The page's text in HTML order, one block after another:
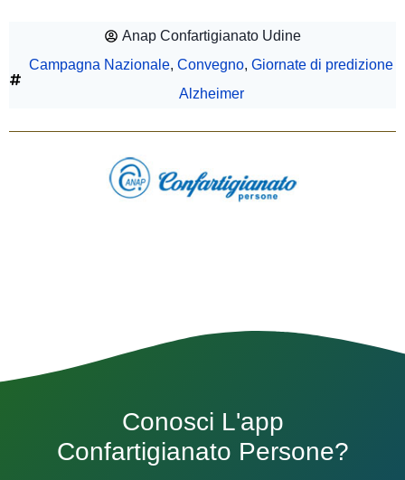
Anap Confartigianato Udine
Campagna Nazionale, Convegno, Giornate di predizione
Alzheimer
Conosci L'app
Confartigianato Persone?